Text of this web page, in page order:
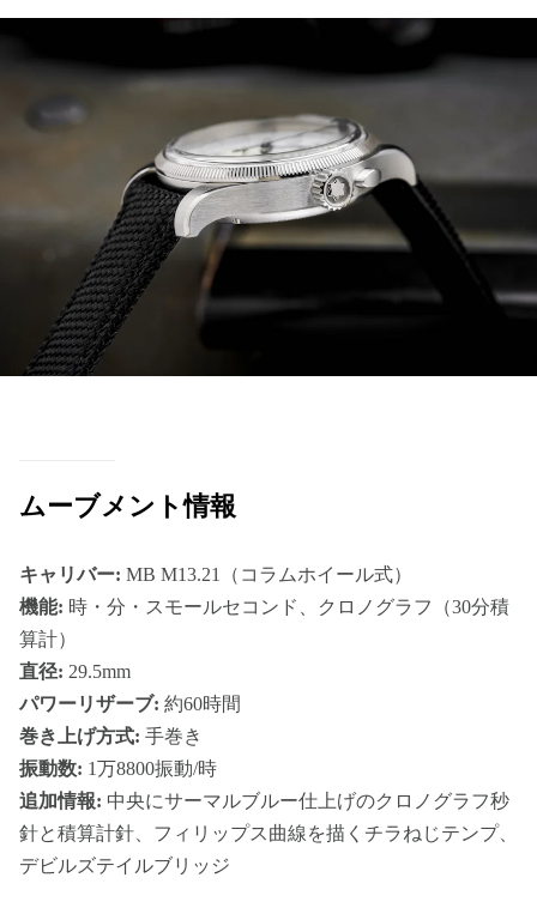
ムーブメント情報
キャリバー: MB M13.21（コラムホイール式）
機能: 時・分・スモールセコンド、クロノグラフ（30分積
算計）
直径: 29.5mm
パワーリザーブ: 約60時間
巻き上げ方式: 手巻き
振動数: 1万8800振動/時
追加情報: 中央にサーマルブルー仕上げのクロノグラフ秒
針と積算計針、フィリップス曲線を描くチラねじテンプ、
デビルズテイルブリッジ